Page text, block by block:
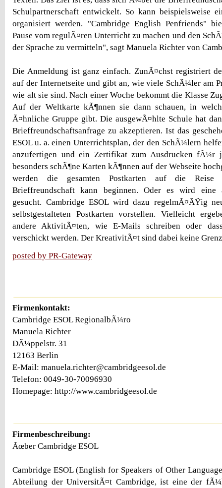
Schulpartnerschaft entwickelt. So kann beispielsweise
organisiert werden. "Cambridge English Penfriends"
Pause vom regulÃ¤ren Unterricht zu machen und den
der Sprache zu vermitteln", sagt Manuela Richter von
Die Anmeldung ist ganz einfach. ZunÃ¤chst registriert
auf der Internetseite und gibt an, wie viele SchÃ¼ler am
wie alt sie sind. Nach einer Woche bekommt die Klasse
Auf der Weltkarte kÃ¶nnen sie dann schauen, in
Ã¤hnliche Gruppe gibt. Die ausgewÃ¤hlte Schule hat
Brieffreundschaftsanfrage zu akzeptieren. Ist das
ESOL u. a. einen Unterrichtsplan, der den SchÃ¼lern
anzufertigen und ein Zertifikat zum Ausdrucken fÃ¼r
besonders schÃ¶ne Karten kÃ¶nnen auf der Webseite
werden die gesamten Postkarten auf die
Brieffreundschaft kann beginnen. Oder es wird eine
gesucht. Cambridge ESOL wird dazu regelmÃ¤ÃŸig
selbstgestalteten Postkarten vorstellen. Vielleicht
andere AktivitÃ¤ten, wie E-Mails schreiben oder
verschickt werden. Der KreativitÃ¤t sind dabei keine
posted by PR-Gateway
Firmenkontakt:
Cambridge ESOL RegionalbÃ¼ro
Manuela Richter
DÃ¼ppelstr. 31
12163 Berlin
E-Mail: manuela.richter@cambridgeesol.de
Telefon: 0049-30-70096930
Homepage: http://www.cambridgeesol.de
Firmenbeschreibung:
Ãœber Cambridge ESOL
Cambridge ESOL (English for Speakers of Other
Abteilung der UniversitÃ¤t Cambridge, ist eine der